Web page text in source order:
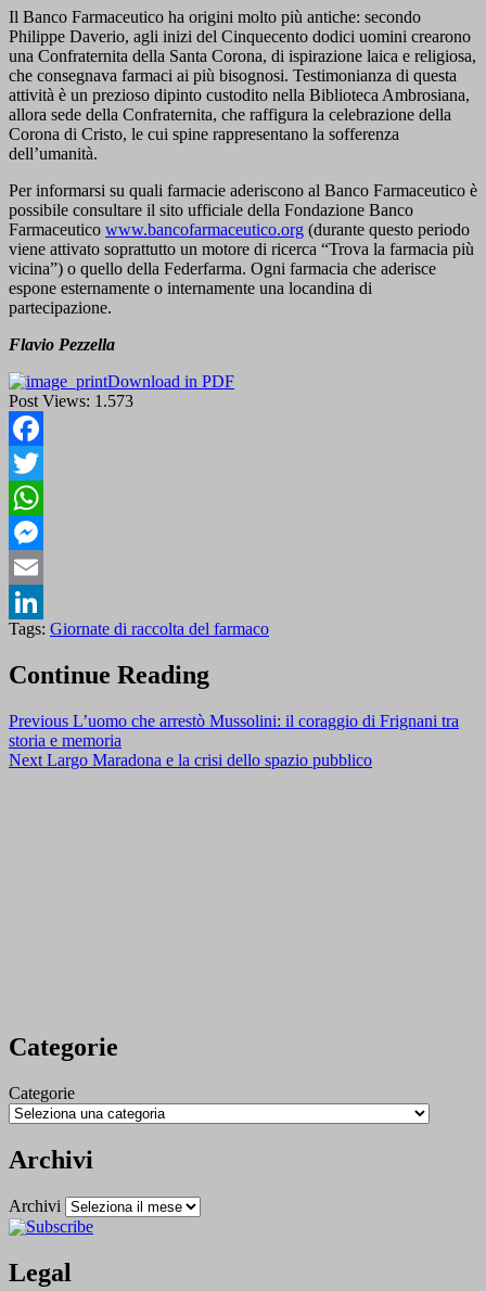
Il Banco Farmaceutico ha origini molto più antiche: secondo
Philippe Daverio, agli inizi del Cinquecento dodici uomini crearono
una Confraternita della Santa Corona, di ispirazione laica e religiosa,
che consegnava farmaci ai più bisognosi. Testimonianza di questa
attività è un prezioso dipinto custodito nella Biblioteca Ambrosiana,
allora sede della Confraternita, che raffigura la celebrazione della
Corona di Cristo, le cui spine rappresentano la sofferenza
dell’umanità.
Per informarsi su quali farmacie aderiscono al Banco Farmaceutico è
possibile consultare il sito ufficiale della Fondazione Banco
Farmaceutico www.bancofarmaceutico.org (durante questo periodo
viene attivato soprattutto un motore di ricerca “Trova la farmacia più
vicina”) o quello della Federfarma. Ogni farmacia che aderisce
espone esternamente o internamente una locandina di
partecipazione.
Flavio Pezzella
Download in PDF
Post Views: 1.573
Facebook
Twitter
WhatsApp
Messenger
Email
LinkedIn
Tags: Giornate di raccolta del farmaco
Continue Reading
Previous L’uomo che arrestò Mussolini: il coraggio di Frignani tra
storia e memoria
Next Largo Maradona e la crisi dello spazio pubblico
Categorie
Categorie
Archivi
Archivi
Legal